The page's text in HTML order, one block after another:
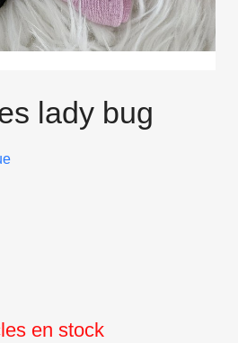
lady bug
en stock